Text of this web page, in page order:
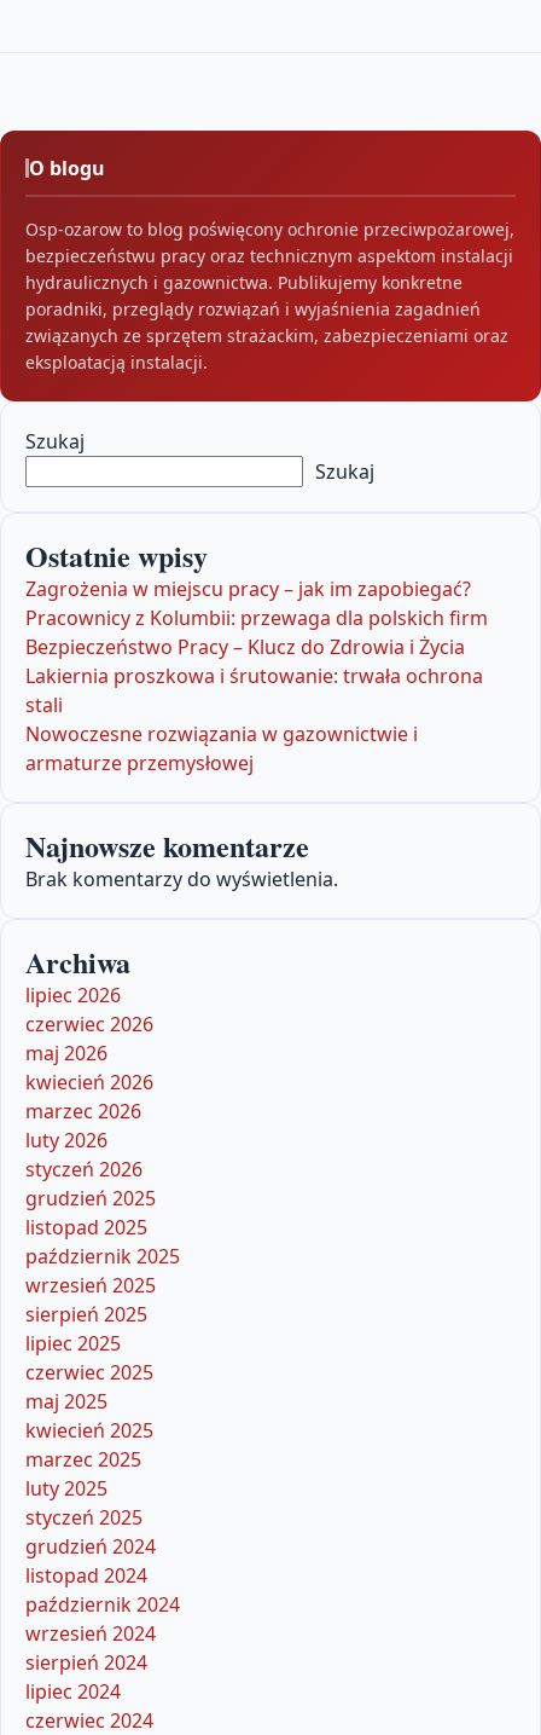
O blogu
Osp-ozarow to blog poświęcony ochronie przeciwpożarowej,
bezpieczeństwu pracy oraz technicznym aspektom instalacji
hydraulicznych i gazownictwa. Publikujemy konkretne
poradniki, przeglądy rozwiązań i wyjaśnienia zagadnień
związanych ze sprzętem strażackim, zabezpieczeniami oraz
eksploatacją instalacji.
Szukaj
Szukaj
Ostatnie wpisy
Zagrożenia w miejscu pracy – jak im zapobiegać?
Pracownicy z Kolumbii: przewaga dla polskich firm
Bezpieczeństwo Pracy – Klucz do Zdrowia i Życia
Lakiernia proszkowa i śrutowanie: trwała ochrona
stali
Nowoczesne rozwiązania w gazownictwie i
armaturze przemysłowej
Najnowsze komentarze
Brak komentarzy do wyświetlenia.
Archiwa
lipiec 2026
czerwiec 2026
maj 2026
kwiecień 2026
marzec 2026
luty 2026
styczeń 2026
grudzień 2025
listopad 2025
październik 2025
wrzesień 2025
sierpień 2025
lipiec 2025
czerwiec 2025
maj 2025
kwiecień 2025
marzec 2025
luty 2025
styczeń 2025
grudzień 2024
listopad 2024
październik 2024
wrzesień 2024
sierpień 2024
lipiec 2024
czerwiec 2024